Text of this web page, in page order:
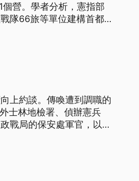
營。學者分析，憲指部
隊66旅等單位建構首都
上約談。傳喚遭到調職的
士林地檢署、偵辦憲兵
戰局的保安處軍官，以釐
檢依證人身份約談，士